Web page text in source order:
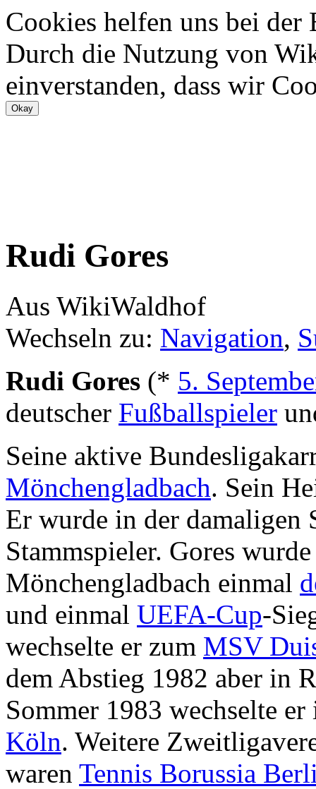
Cookies helfen uns bei
Durch die Nutzung von
einverstanden, dass wir
Rudi Gores
Aus WikiWaldhof
Wechseln zu: Navigation,
Rudi Gores (* 5.
deutscher Fußballspieler
Seine aktive
Mönchengladbach. Sein
Er wurde in der damaligen
Stammspieler. Gores
Mönchengladbach einmal
und einmal UEFA-Cup-
wechselte er zum MSV
dem Abstieg 1982 aber in
Sommer 1983 wechselte
Köln. Weitere
waren Tennis Borussia